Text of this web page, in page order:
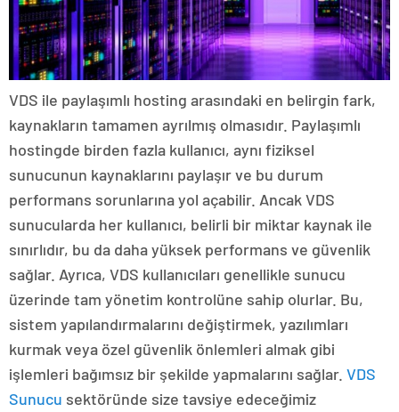
VDS ile paylaşımlı hosting arasındaki en belirgin fark,
kaynakların tamamen ayrılmış olmasıdır. Paylaşımlı
hostingde birden fazla kullanıcı, aynı fiziksel
sunucunun kaynaklarını paylaşır ve bu durum
performans sorunlarına yol açabilir. Ancak VDS
sunucularda her kullanıcı, belirli bir miktar kaynak ile
sınırlıdır, bu da daha yüksek performans ve güvenlik
sağlar. Ayrıca, VDS kullanıcıları genellikle sunucu
üzerinde tam yönetim kontrolüne sahip olurlar. Bu,
sistem yapılandırmalarını değiştirmek, yazılımları
kurmak veya özel güvenlik önlemleri almak gibi
işlemleri bağımsız bir şekilde yapmalarını sağlar. VDS
Sunucu sektöründe size tavsiye edeceğimiz